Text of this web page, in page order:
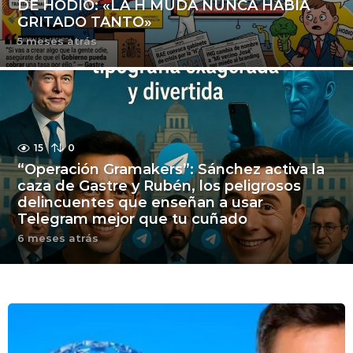
DE HODIO: «LA H MUDA NUNCA HABÍA
GRITADO TANTO»
5 meses atrás5
m
e
a
r
á
s
15 0
“Operación Gramakers”: Sánchez activa la
caza de Gastre y Rubén, los peligrosos
delincuentes que enseñan a usar
Telegram mejor que tu cuñado
6 meses atrás6
m
e
t
B